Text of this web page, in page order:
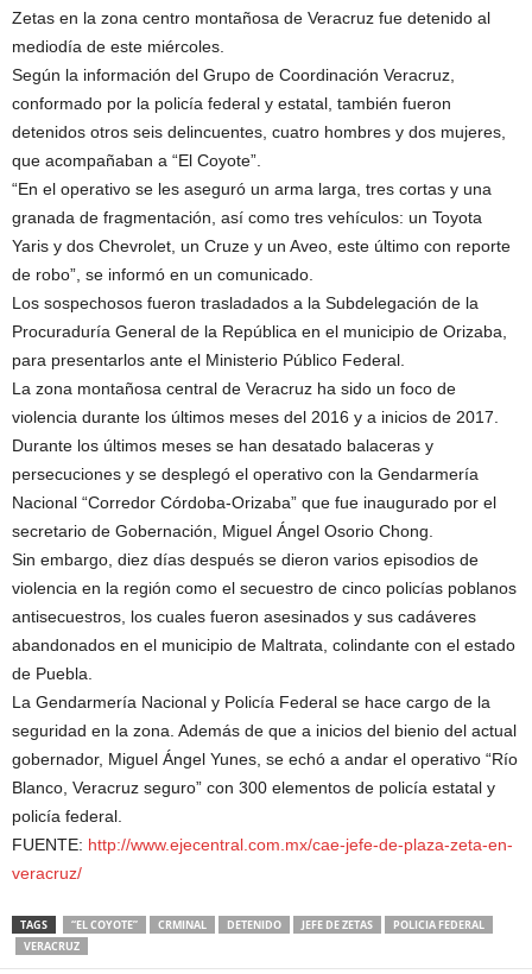
Zetas en la zona centro montañosa de Veracruz fue detenido al
mediodía de este miércoles.
Según la información del Grupo de Coordinación Veracruz,
conformado por la policía federal y estatal, también fueron
detenidos otros seis delincuentes, cuatro hombres y dos mujeres,
que acompañaban a “El Coyote”.
“En el operativo se les aseguró un arma larga, tres cortas y una
granada de fragmentación, así como tres vehículos: un Toyota
Yaris y dos Chevrolet, un Cruze y un Aveo, este último con reporte
de robo”, se informó en un comunicado.
Los sospechosos fueron trasladados a la Subdelegación de la
Procuraduría General de la República en el municipio de Orizaba,
para presentarlos ante el Ministerio Público Federal.
La zona montañosa central de Veracruz ha sido un foco de
violencia durante los últimos meses del 2016 y a inicios de 2017.
Durante los últimos meses se han desatado balaceras y
persecuciones y se desplegó el operativo con la Gendarmería
Nacional “Corredor Córdoba-Orizaba” que fue inaugurado por el
secretario de Gobernación, Miguel Ángel Osorio Chong.
Sin embargo, diez días después se dieron varios episodios de
violencia en la región como el secuestro de cinco policías poblanos
antisecuestros, los cuales fueron asesinados y sus cadáveres
abandonados en el municipio de Maltrata, colindante con el estado
de Puebla.
La Gendarmería Nacional y Policía Federal se hace cargo de la
seguridad en la zona. Además de que a inicios del bienio del actual
gobernador, Miguel Ángel Yunes, se echó a andar el operativo “Río
Blanco, Veracruz seguro” con 300 elementos de policía estatal y
policía federal.
FUENTE: http://www.ejecentral.com.mx/cae-jefe-de-plaza-zeta-en-
veracruz/
TAGS “EL COYOTE” CRMINAL DETENIDO JEFE DE ZETAS
POLICIA FEDERAL
VERACRUZ